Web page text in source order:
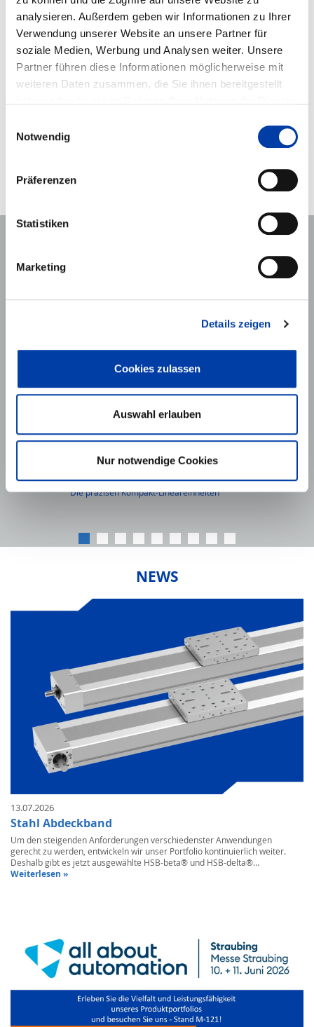
analysieren. Außerdem geben wir Informationen zu Ihrer
Verwendung unserer Website an unsere Partner für
soziale Medien, Werbung und Analysen weiter. Unsere
Partner führen diese Informationen möglicherweise mit
weiteren Daten zusammen, die Sie ihnen bereitgestellt
unsererDATENSCHUTZ
Seite, sowie in unserem
Notwendig
Präferenzen
Statistiken
Marketing
Details zeigen
Cookies zulassen
Auswahl erlauben
Nur notwendige Cookies
Unsere vielseitigen Produkte der
Lineartechnik im Überblick:
HSB-delta®
Die präzisen Kompakt-Lineareinheiten
NEWS
13.07.2026
Stahl Abdeckband
Um den steigenden Anforderungen verschiedenster Anwendungen
gerecht zu werden, entwickeln wir unser Portfolio kontinuierlich weiter.
Deshalb gibt es jetzt ausgewählte HSB-beta® und HSB-delta®…
Weiterlesen »